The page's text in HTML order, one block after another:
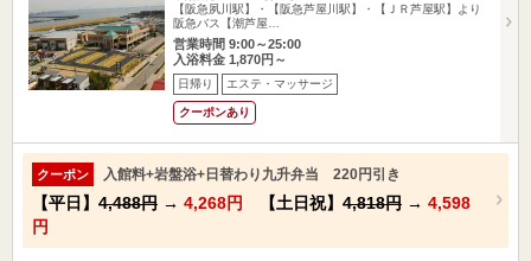
【阪急夙川駅】・【阪急芦屋川駅】・【ＪＲ芦屋駅】より
阪急バス【潮芦屋…
営業時間 9:00～25:00
入浴料金 1,870円～
日帰り エステ・マッサージ
クーポンあり
クーポン 入館料+岩盤浴+日替わり九升弁当 220円引き
【平日】 4,488円 → 4,268円 【土日祝】 4,818円 → 4,598
円